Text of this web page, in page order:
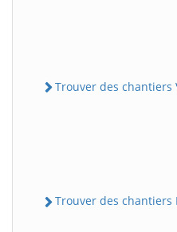
Trouver des chantiers
Trouver des chantiers